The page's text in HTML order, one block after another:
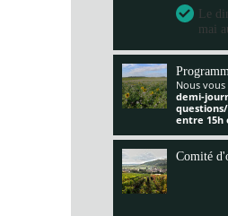
Le
mai
Nous
demi-
entre 15h
Comité